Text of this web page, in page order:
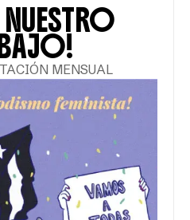
MENSUAL